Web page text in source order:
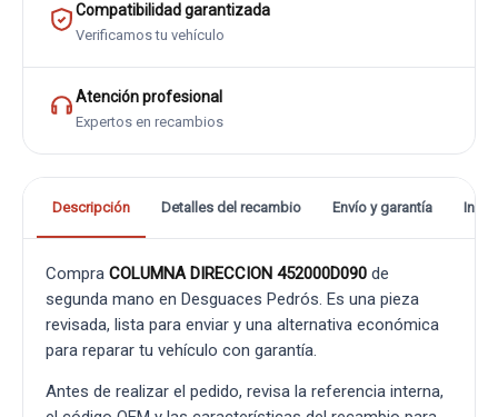
Compatibilidad garantizada
Verificamos tu vehículo
Atención profesional
Expertos en recambios
Descripción Detalles del recambio Envío y garantía
Compra COLUMNA DIRECCION 452000D090 de
segunda mano en Desguaces Pedrós. Es una pieza
revisada, lista para enviar y una alternativa económica
para reparar tu vehículo con garantía.
Antes de realizar el pedido, revisa la referencia interna,